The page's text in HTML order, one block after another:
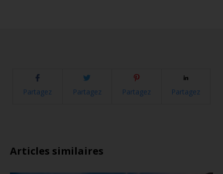
Partagez Partagez Partagez Partagez
Articles similaires